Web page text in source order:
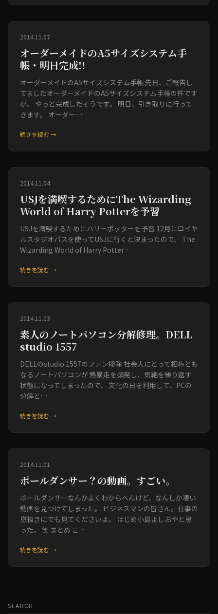
2014.11.07
オーダーメイドのA5サイズシステム手
帳・明日完成!!
オーダーメイドのA5サイズシステム手帳 先日、ご報告し
てましたオーダーメイドのA5サイズシステム手帳の件です
が、 やっと完成したそうです。 明日、引き取りに行って
きます。 オーダー…
続きを読む →
2014.11.04
USJを満喫するためにThe Wizarding
World of Harry Potterを予習
USJを満喫するためにハリーポッターを予習 12月にロイヤ
ルスタジオパスを使ってUSJに行くと決まったので、 The
Wizarding World of Harry Potter…
続きを読む →
2014.11.03
素人のノートパソコン分解修理。DELL
studio 1557
DELLのstudio 1557のファン掃除 社会人にとって相棒とも
なるノートパソコンが 熱暴走を頻発し、気絶を繰り返す
状態になってしまったので、 文化の日を利用して、PCの
分解と…
続きを読む →
2014.11.01
ポールダンサー？の動画。すごい。
ポールダンサーなんかよくわからへんけど、なんしか凄い
動画を見つけてしまった。 ビジネスマンの皆さん。仕事の
息抜きにでも見てくださいよ。 はじめ小島よしおやと思
った。 笑 まとめ こ…
続きを読む →
SEARCH